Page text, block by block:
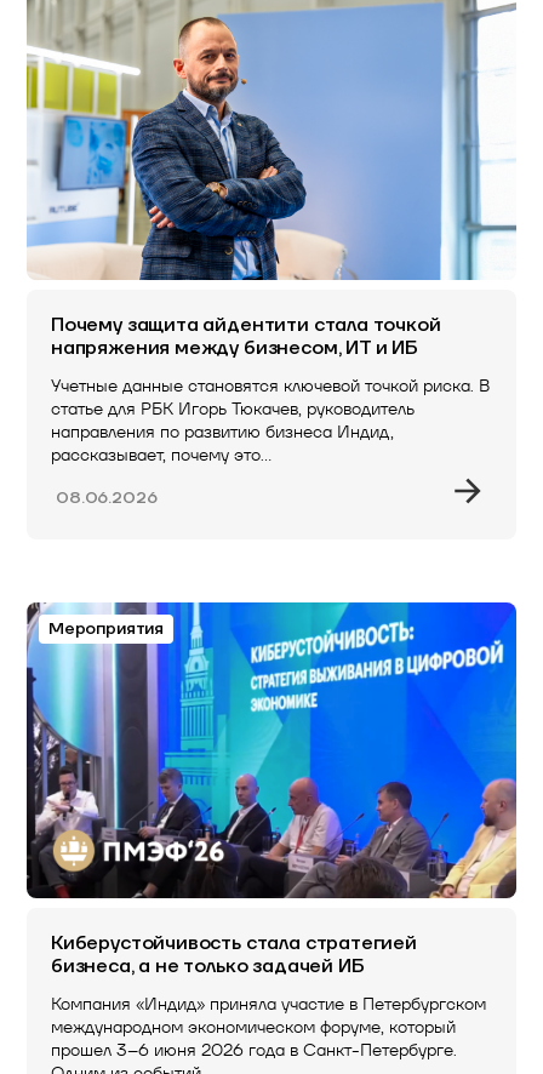
Почему защита айдентити стала точкой
напряжения между бизнесом, ИТ и ИБ
Учетные данные становятся ключевой точкой риска. В
статье для РБК Игорь Тюкачев, руководитель
направления по развитию бизнеса Индид,
рассказывает, почему это…
08.06.2026
Мероприятия
Киберустойчивость стала стратегией
бизнеса, а не только задачей ИБ
Компания «Индид» приняла участие в Петербургском
международном экономическом форуме, который
прошел 3–6 июня 2026 года в Санкт-Петербурге.